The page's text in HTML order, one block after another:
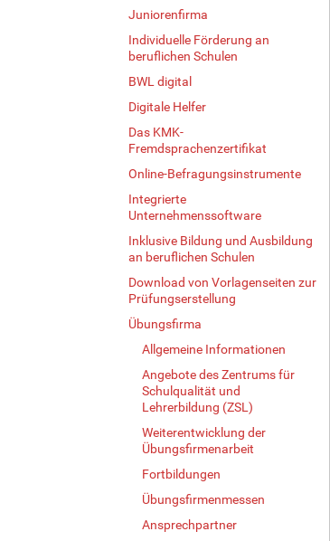
Juniorenfirma
Individuelle Förderung an
beruflichen Schulen
BWL digital
Digitale Helfer
Das KMK-
Fremdsprachenzertifikat
Online-Befragungsinstrumente
Integrierte
Unternehmenssoftware
Inklusive Bildung und Ausbildung
an beruflichen Schulen
Download von Vorlagenseiten zur
Prüfungserstellung
Übungsfirma
Allgemeine Informationen
Angebote des Zentrums für
Schulqualität und
Lehrerbildung (ZSL)
Weiterentwicklung der
Übungsfirmenarbeit
Fortbildungen
Übungsfirmenmessen
Ansprechpartner